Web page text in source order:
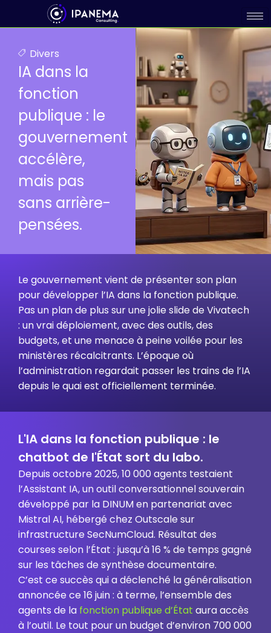
Divers
IA dans la
fonction
publique : le
gouvernement
accélère,
mais pas
sans arrière-
pensées.
Le gouvernement vient de présenter son plan
pour développer l’IA dans la fonction publique.
Pas un plan de plus sur une jolie slide de Vivatech
: un vrai déploiement, avec des outils, des
budgets, et une menace à peine voilée pour les
ministères récalcitrants. L’époque où
l’administration regardait passer les trains de l’IA
depuis le quai est officiellement terminée.
L'IA dans la fonction publique : le
chatbot de l'État sort du labo.
Depuis octobre 2025, 10 000 agents testaient
l’Assistant IA, un outil conversationnel souverain
développé par la DINUM en partenariat avec
Mistral AI, hébergé chez Outscale sur
infrastructure SecNumCloud. Résultat des
courses selon l’État : jusqu’à 16 % de temps gagné
sur les tâches de synthèse documentaire.
C’est ce succès qui a déclenché la généralisation
annoncée ce 16 juin : à terme, l’ensemble des
agents de la fonction publique d’État aura accès
à l’outil. Le tout pour un budget d’environ 700 000